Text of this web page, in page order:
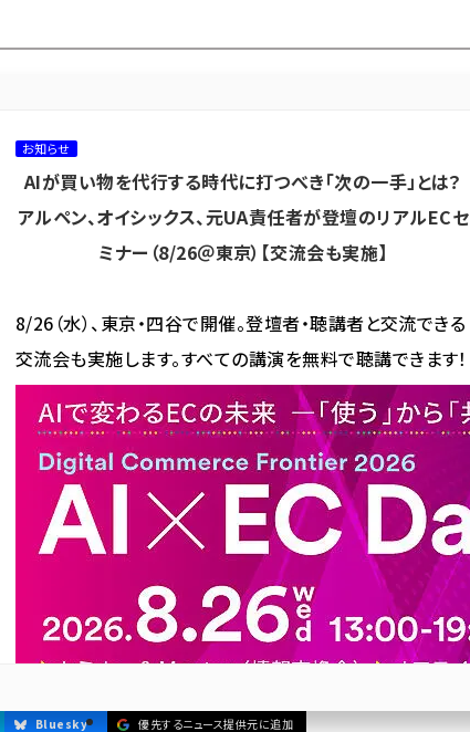
カテゴリ／種別 から探す セミナー／イベント から探す
初の単独物流拠点「葛西フルフィルメントセンター」を開設
単独物流拠点「葛西フル
開設
FC」は、既存の「Amazon川崎フルフィルメントセ
ースに続く2つ目の「Amazonフレッシュ」専用物流
Bluesky 優先するニュース提供元に追加
お知らせ
AIが買い物を代行する時代に打つべき「次の一手」とは？
アルペン、オイシックス、元UA責任者が登壇のリアルECセ
ミナー（8/26＠東京）【交流会も実施】
8/26（水）、東京・四谷で開催。登壇者・聴講者と交流できる
交流会も実施します。すべての講演を無料で聴講できます！